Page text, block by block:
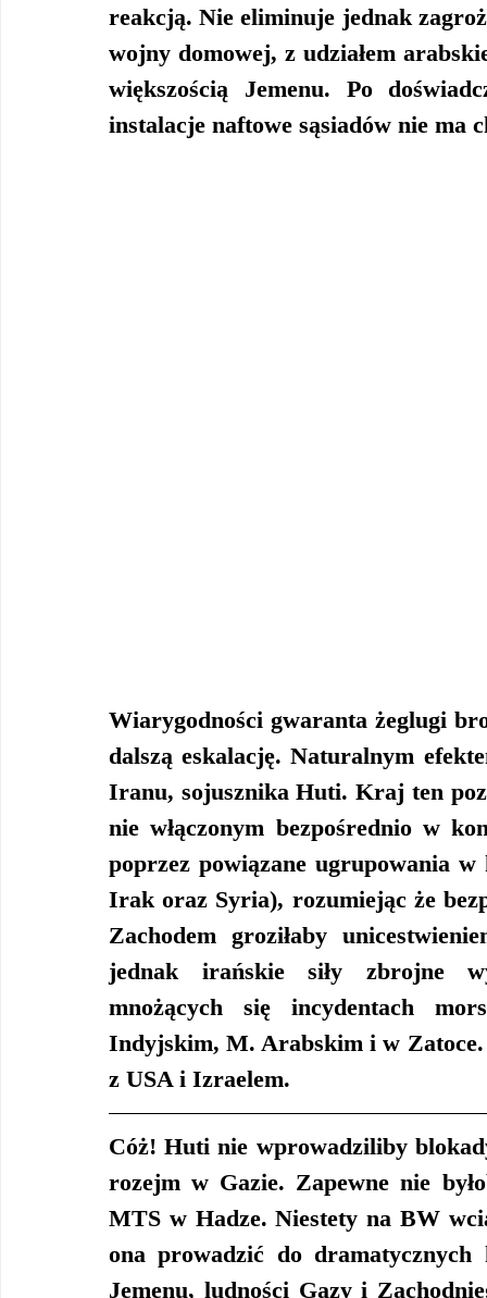
reakcją. Nie eliminuje jednak
wojny domowej, z udziałem
większością Jemenu. Po
instalacje naftowe sąsiadów nie ma
Wiarygodności gwaranta żeglugi
dalszą eskalację. Naturalnym
Iranu, sojusznika Huti. Kraj ten
nie włączonym bezpośrednio w
poprzez powiązane ugrupowania
Irak oraz Syria), rozumiejąc że
Zachodem groziłaby
jednak irańskie siły zbrojne
mnożących się incydentach
Indyjskim, M. Arabskim i w
z USA i Izraelem.
Cóż! Huti nie wprowadziliby
rozejm w Gazie. Zapewne nie
MTS w Hadze. Niestety na BW
ona prowadzić do dramatycznych
Jemenu, ludności Gazy i